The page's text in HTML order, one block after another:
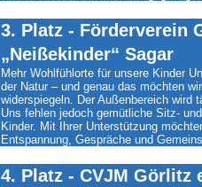
3. Platz - Förderverein
„Neißekinder“ Sagar
Mehr Wohlfühlorte für unsere Kinder
der Natur – und genau das möchten
widerspiegeln. Der Außenbereich wird
Uns fehlen jedoch gemütliche Sitz-
Kinder. Mit Ihrer Unterstützung
Entspannung, Gespräche und
4. Platz - CVJM Görlitz